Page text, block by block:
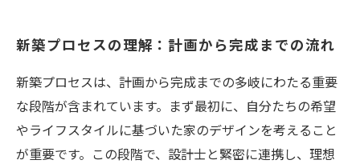
新築プロセスの理解：計画から完成までの流れ
新築プロセスは、計画から完成までの多岐にわたる重要
な段階が含まれています。まず最初に、自分たちの希望
やライフスタイルに基づいた家のデザインを考えること
が重要です。この段階で、設計士と緊密に連携し、理想